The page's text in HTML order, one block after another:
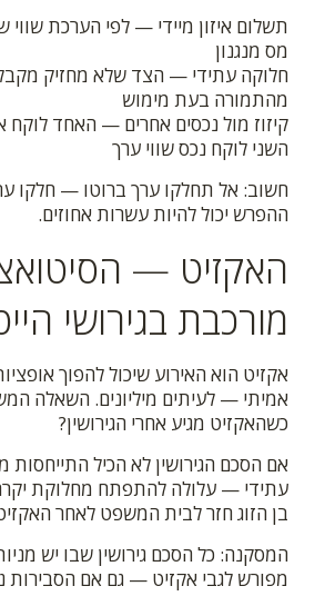
תשלום איזון מיידי — לפי הערכת שווי
מס מנגנון
חלוקה עתידי — הצד שלא מחזיק
מהתמורה בעת מימוש
קיזוז מול נכסים אחרים — האחד לוקח
השני לוקח נכס שווי ערך
חשוב: אל תחלקו ערך ברוטו — חלקו
ההפרש יכול להיות עשרות אחוזים.
האקזיט —
מורכבת בגירושי
אקזיט הוא האירוע שיכול להפוך
אמיתי — לעיתים מיליונים. השאלה
כשהאקזיט מגיע אחרי הגירושין?
אם הסכם הגירושין לא הכיל התייחסות
עתידי — עלולה להתפתח מחלוקת
בן הזוג חזר לבית המשפט לאחר
המסקנה: כל הסכם גירושין שבו יש
מפורש לגבי אקזיט — גם אם הסבירות